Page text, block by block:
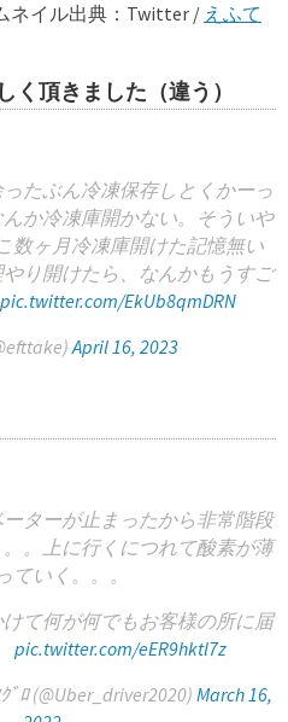
ネイル出典：Twitter / えふて
く頂きました（違う）
たぶん冷凍保存しとくかーっ
か冷凍庫開かない。そういや
数ヶ月冷凍庫開けた記憶無い
り開けたら、なんかもうすご
pic.twitter.com/EkUb8qmDRN
April 16, 2023
ターが止まったから非常階段
。上に行くにつれて酸素が薄
ていく。。。
て何が何でもお客様の所に届
pic.twitter.com/eER9hktl7z
ﾛ (@Uber_driver2020) March 16,